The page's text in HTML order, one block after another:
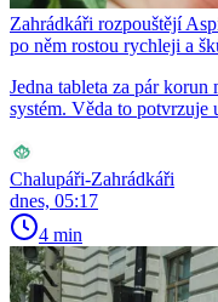
Zahrádkáři rozpouštějí
po něm rostou rychleji a
Jedna tableta za pár
systém. Věda to potvrzuje
Chalupáři-Zahrádkáři
dnes, 05:17
4 min